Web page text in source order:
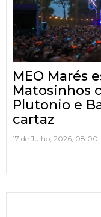
MEO Marés
Matosinhos
Plutonio e
cartaz
17 de Julho, 2026, 08:00